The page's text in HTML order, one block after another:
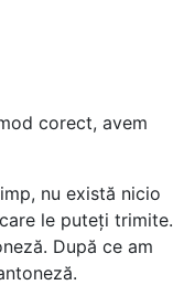
corect, avem
nu există nicio
le puteți trimite.
După ce am